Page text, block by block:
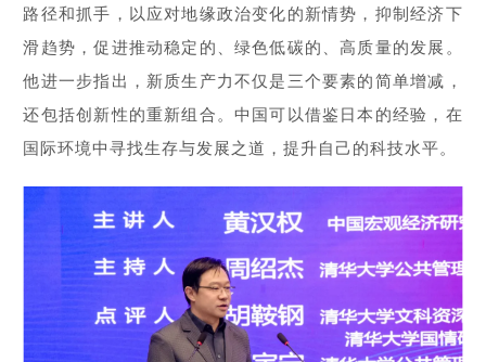
路径和抓手，以应对地缘政治变化的新情势，抑制经济下
滑趋势，促进推动稳定的、绿色低碳的、高质量的发展。
他进一步指出，新质生产力不仅是三个要素的简单增减，
还包括创新性的重新组合。中国可以借鉴日本的经验，在
国际环境中寻找生存与发展之道，提升自己的科技水平。